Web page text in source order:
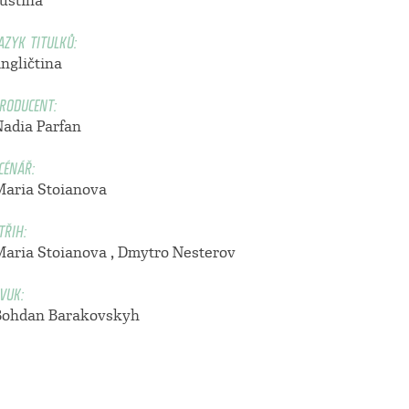
TITULKŮ:
Parfan
Stoianova
Stoianova , Dmytro Nesterov
Barakovskyh